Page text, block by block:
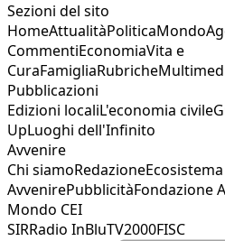
Sezioni del sito
HomeAttualitàPoliticaMondo
CommentiEconomiaVita e
CuraFamigliaRubriche
Pubblicazioni
Edizioni localiL'economia civile
UpLuoghi dell'Infinito
Avvenire
Chi siamoRedazioneEcosistema
AvvenirePubblicitàFondazione
Mondo CEI
SIRRadio InBluTV2000FISC